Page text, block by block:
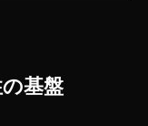
基盤